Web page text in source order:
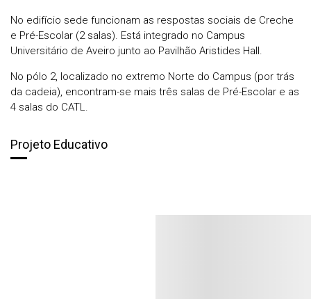
No edifício sede funcionam as respostas sociais de Creche
e Pré-Escolar (2 salas). Está integrado no Campus
Universitário de Aveiro junto ao Pavilhão Aristides Hall.
No pólo 2, localizado no extremo Norte do Campus (por trás
da cadeia), encontram-se mais três salas de Pré-Escolar e as
4 salas do CATL.
Projeto Educativo